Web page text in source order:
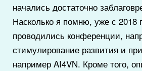
начались достаточно
Насколько я помню, уже с 2018
проводились конференции,
стимулирование развития и
например AI4VN. Кроме того,